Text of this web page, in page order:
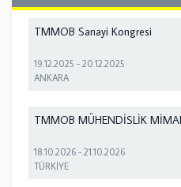
TMMOB Sanayi Kongresi
19.12.2025 -20.12.2025
ANKARA
TMMOB MÜHENDİSLİK
18.10.2026 -21.10.2026
TÜRKİYE